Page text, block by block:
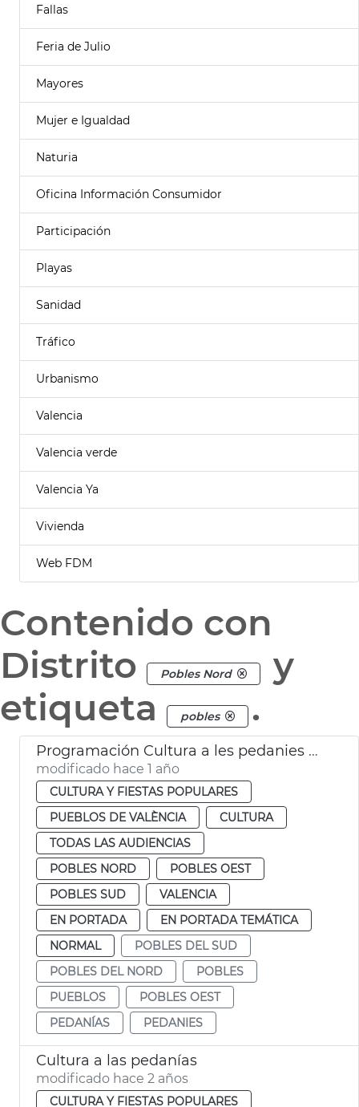
Fallas
Feria de Julio
Mayores
Mujer e Igualdad
Naturia
Oficina Información Consumidor
Participación
Playas
Sanidad
Tráfico
Urbanismo
Valencia
Valencia verde
Valencia Ya
Vivienda
Web FDM
Contenido con
Distrito
Pobles Nord
y
etiqueta
pobles .
Programación Cultura a les pedanies València
modificado hace 1 año
CULTURA Y FIESTAS POPULARES
PUEBLOS DE VALÈNCIA
CULTURA
TODAS LAS AUDIENCIAS
POBLES NORD
POBLES OEST
POBLES SUD
VALENCIA
EN PORTADA
EN PORTADA TEMÁTICA
NORMAL
POBLES DEL SUD
POBLES DEL NORD
POBLES
PUEBLOS
POBLES OEST
PEDANÍAS
PEDANIES
Cultura a las pedanías
modificado hace 2 años
CULTURA Y FIESTAS POPULARES